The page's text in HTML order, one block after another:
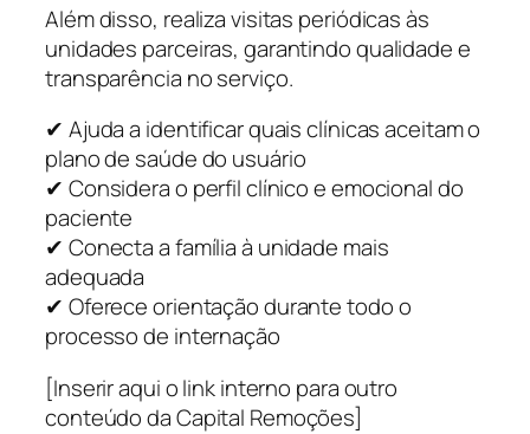
Além disso, realiza visitas periódicas às
unidades parceiras, garantindo qualidade e
transparência no serviço.
✔ Ajuda a identificar quais clínicas aceitam o
plano de saúde do usuário
✔ Considera o perfil clínico e emocional do
paciente
✔ Conecta a família à unidade mais
adequada
✔ Oferece orientação durante todo o
processo de internação
[Inserir aqui o link interno para outro
conteúdo da Capital Remoções]